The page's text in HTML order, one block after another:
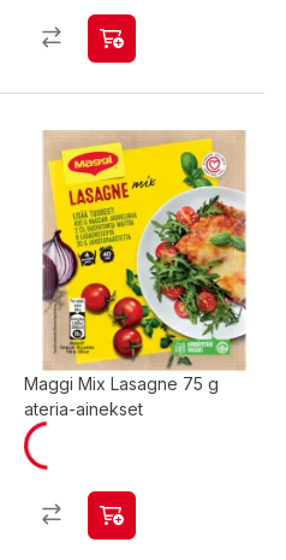
Maggi Mix Lasagne 75 g
ateria-ainekset